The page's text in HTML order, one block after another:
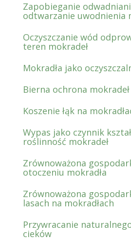
Zapobieganie
odtwarzanie uwodnienia
Oczyszczanie wód
teren mokradeł
Mokradła jako
Bierna ochrona mokradeł
Koszenie łąk na
Wypas jako czynnik
roślinność mokradeł
Zrównoważona
otoczeniu mokradła
Zrównoważona
lasach na mokradłach
Przywracanie
cieków